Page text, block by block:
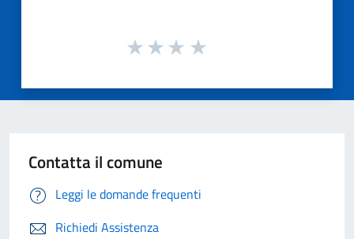
Contatta il comune
Leggi le domande frequenti
Richiedi Assistenza